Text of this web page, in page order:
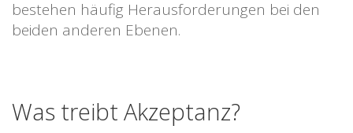
bestehen häufig Herausforderungen bei den
beiden anderen Ebenen.
Was treibt Akzeptanz?